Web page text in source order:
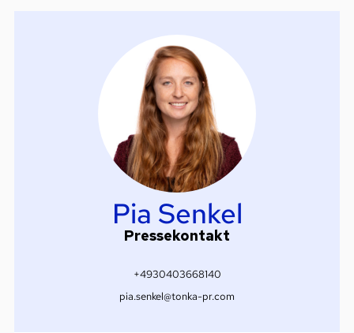
Pia Senkel
Pressekontakt
+4930403668140
pia.senkel@tonka-pr.com